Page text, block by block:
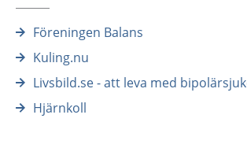
Föreningen Balans
Kuling.nu
Livsbild.se - att leva med
Hjärnkoll